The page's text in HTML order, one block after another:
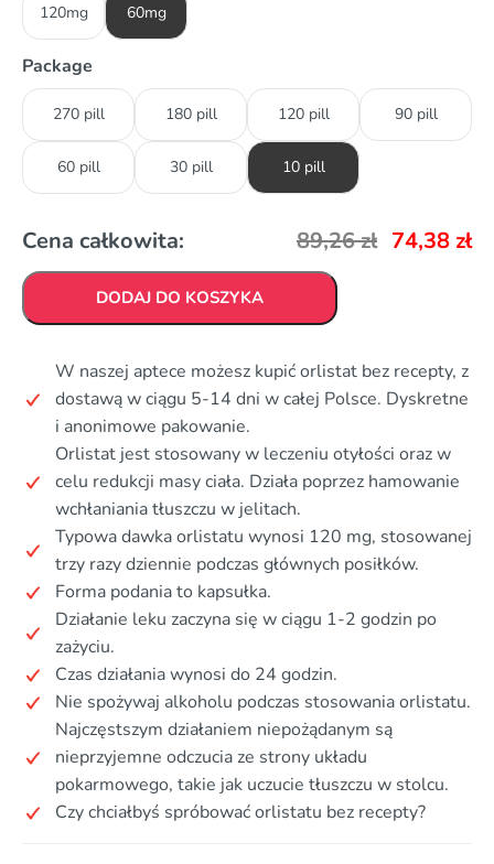
120mg 60mg
Package
270 pill 180 pill 120 pill 90 pill
60 pill 30 pill 10 pill
Cena całkowita: 89,26zł 74,38 zł
DODAJ DO KOSZYKA
W naszej aptece możesz kupić orlistat bez recepty, z
dostawą w ciągu 5-14 dni w całej Polsce. Dyskretne
i anonimowe pakowanie.
Orlistat jest stosowany w leczeniu otyłości oraz w
celu redukcji masy ciała. Działa poprzez hamowanie
wchłaniania tłuszczu w jelitach.
Typowa dawka orlistatu wynosi 120 mg, stosowanej
trzy razy dziennie podczas głównych posiłków.
Forma podania to kapsułka.
Działanie leku zaczyna się w ciągu 1-2 godzin po
zażyciu.
Czas działania wynosi do 24 godzin.
Nie spożywaj alkoholu podczas stosowania orlistatu.
Najczęstszym działaniem niepożądanym są
nieprzyjemne odczucia ze strony układu
pokarmowego, takie jak uczucie tłuszczu w stolcu.
Czy chciałbyś spróbować orlistatu bez recepty?